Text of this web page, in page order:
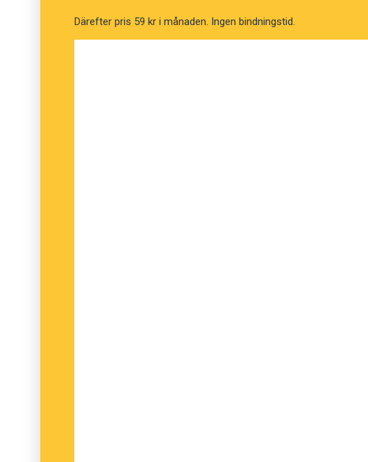
Ingrid Olsson, Språkrådet
Därefter pris 59 kr i månaden. Ingen bindningstid.